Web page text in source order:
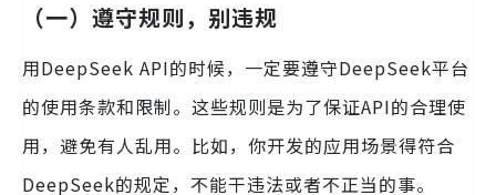
（一）遵守规则，别违规
用DeepSeek API的时候，一定要遵守DeepSeek平台
的使用条款和限制。这些规则是为了保证API的合理使
用，避免有人乱用。比如，你开发的应用场景得符合
DeepSeek的规定，不能干违法或者不正当的事。